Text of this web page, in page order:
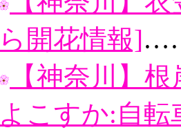
ら開花情報]
【神奈川】
よこすか:自